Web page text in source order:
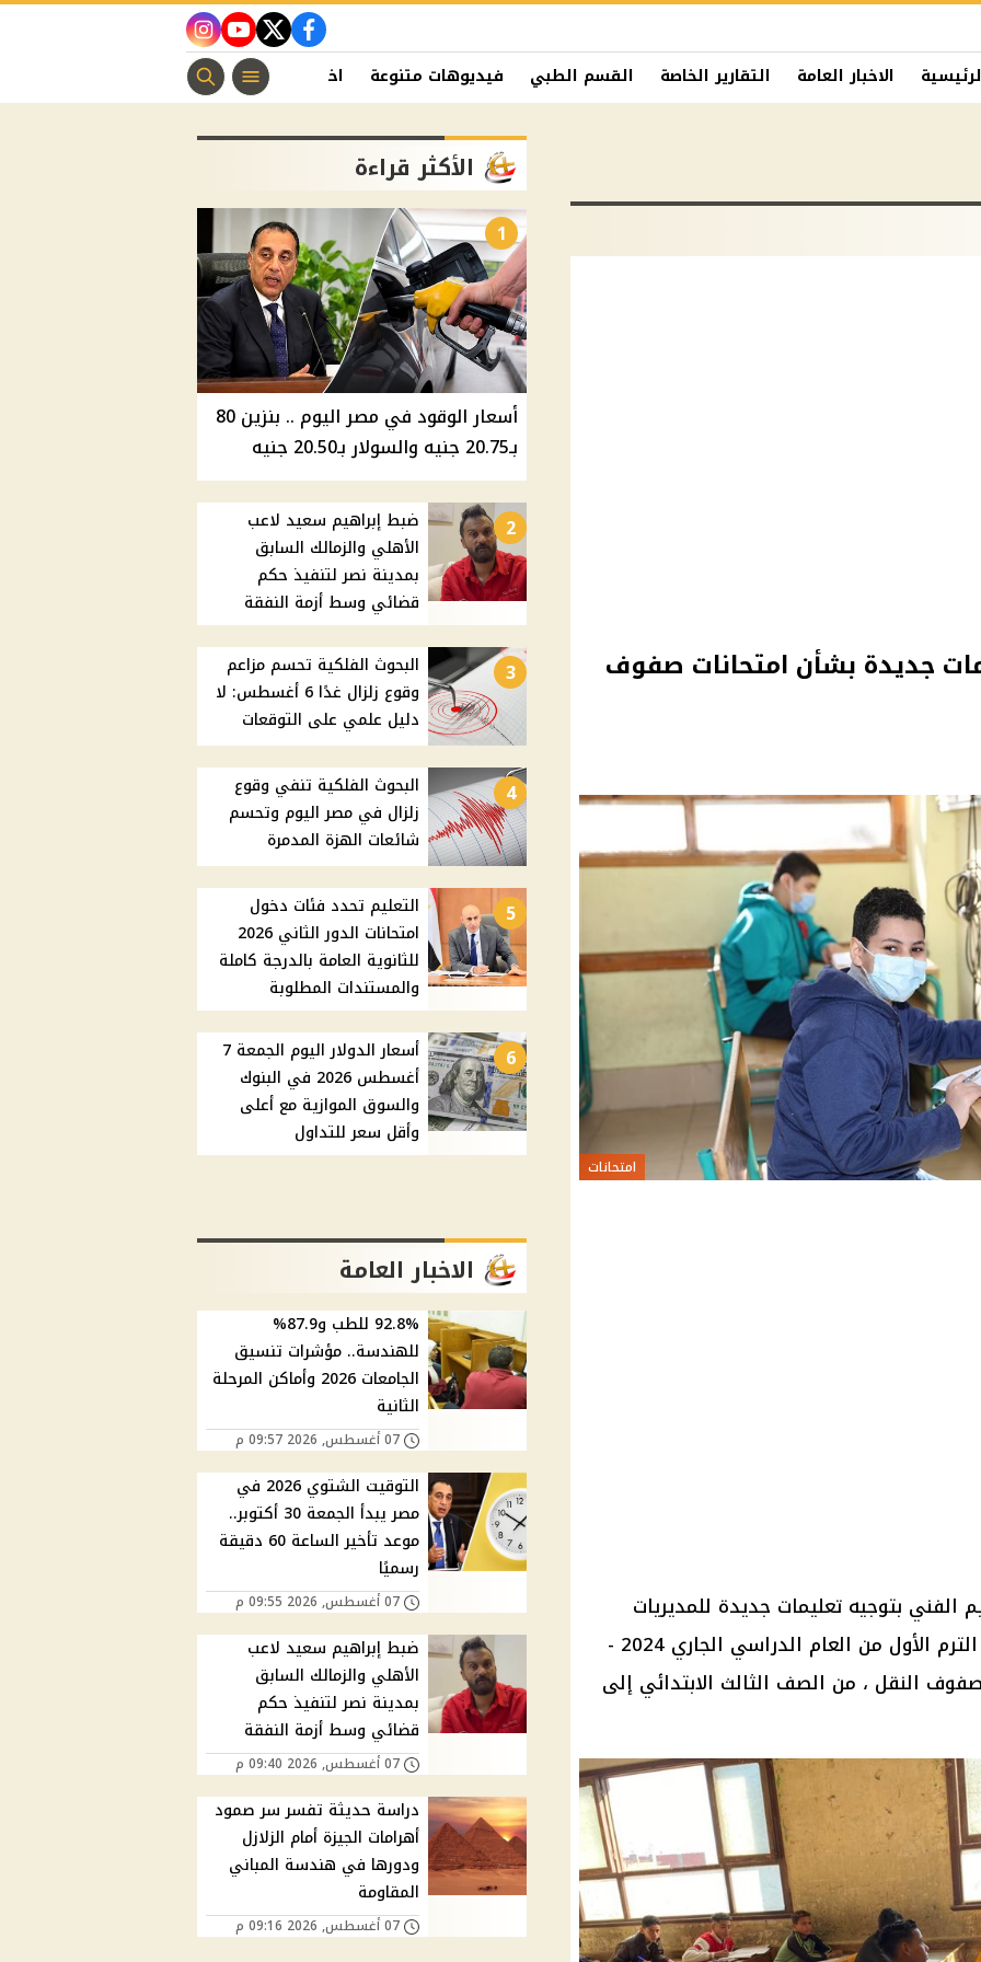
facebook
twitter
youtube
instagram
الاخبار العامة التقارير الخاصة القسم الطبي فيديوهات متنوعة اخبار الفن منوعات مسيحية
جديدة بشأن امتحانات صفوف
امتحانات
الفني بتوجيه تعليمات جديدة للمديريات
الترم الأول
من العام الدراسي الجاري 2024 -
النقل ، من الصف الثالث الابتدائي إلى
الأكثر قراءة
1
أسعار الوقود في مصر اليوم .. بنزين 80
بـ20.75 جنيه والسولار بـ20.50 جنيه
2
ضبط إبراهيم سعيد لاعب
الأهلي والزمالك السابق
بمدينة نصر لتنفيذ حكم
قضائي وسط أزمة النفقة
3
البحوث الفلكية تحسم مزاعم
وقوع زلزال غدًا 6 أغسطس: لا
دليل علمي على التوقعات
4
البحوث الفلكية تنفي وقوع
زلزال في مصر اليوم وتحسم
شائعات الهزة المدمرة
5
التعليم تحدد فئات دخول
امتحانات الدور الثاني 2026
للثانوية العامة بالدرجة كاملة
والمستندات المطلوبة
6
أسعار الدولار اليوم الجمعة 7
أغسطس 2026 في البنوك
والسوق الموازية مع أعلى
وأقل سعر للتداول
الاخبار العامة
92.8% للطب و87.9%
للهندسة.. مؤشرات تنسيق
الجامعات 2026 وأماكن المرحلة
الثانية
07 أغسطس, 2026 09:57 م
التوقيت الشتوي 2026 في
مصر يبدأ الجمعة 30 أكتوبر..
موعد تأخير الساعة 60 دقيقة
رسميًا
07 أغسطس, 2026 09:55 م
ضبط إبراهيم سعيد لاعب
الأهلي والزمالك السابق
بمدينة نصر لتنفيذ حكم
قضائي وسط أزمة النفقة
07 أغسطس, 2026 09:40 م
دراسة حديثة تفسر سر صمود
أهرامات الجيزة أمام الزلازل
ودورها في هندسة المباني
المقاومة
07 أغسطس, 2026 09:16 م